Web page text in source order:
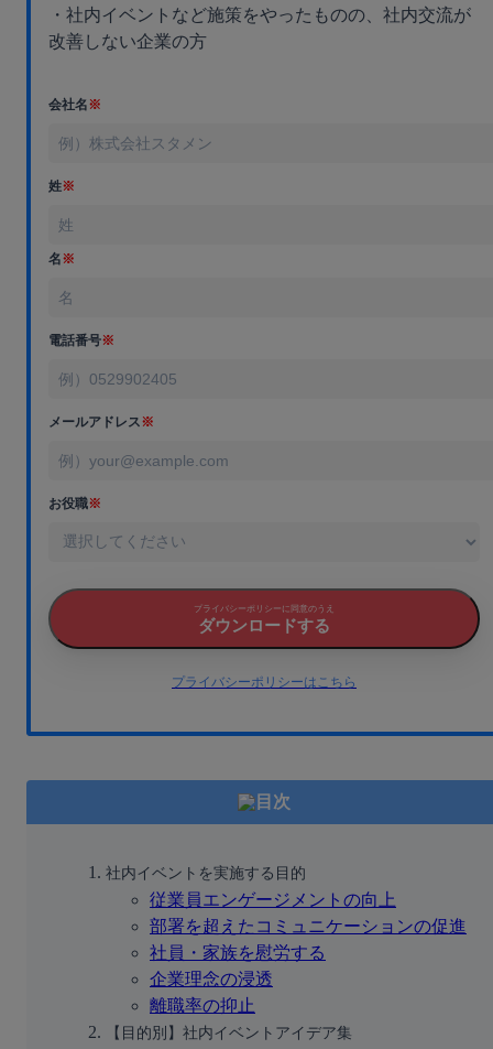
・社内イベントなど施策をやったものの、社内交流が
改善しない企業の方
会社名※
姓※
名※
電話番号※
メールアドレス※
お役職※
プライバシーポリシーに同意のうえ
ダウンロードする
プライバシーポリシーはこちら
目次
社内イベントを実施する目的
従業員エンゲージメントの向上
部署を超えたコミュニケーションの促進
社員・家族を慰労する
企業理念の浸透
離職率の抑止
【目的別】社内イベントアイデア集